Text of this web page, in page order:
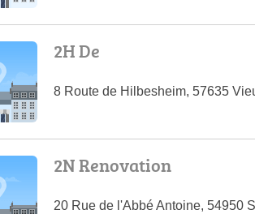
2H De
8 Route de Hilbesheim, 57635
2N Renovation
20 Rue de l'Abbé Antoine, 54950